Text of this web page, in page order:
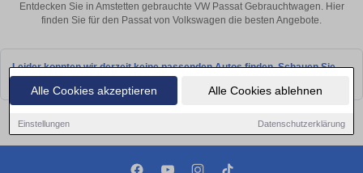
Alle Cookies akzeptieren Alle Cookies ablehnen
Einstellungen Datenschutzerklärung
Entdecken Sie in Amstetten gebrauchte VW Passat Gebrauchtwagen. Hier
finden Sie für den Passat von Volkswagen die besten Angebote.
Leider konnten wir derzeit keine passenden Autos finden. Schauen Sie